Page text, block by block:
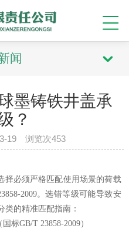
闻
墨铸铁井盖承
？
19 浏览次453
择必须严格匹配使用场景的荷载
2009‌。选错等级可能导致安
类的精准匹配指南：
标GB/T 23858-2009）